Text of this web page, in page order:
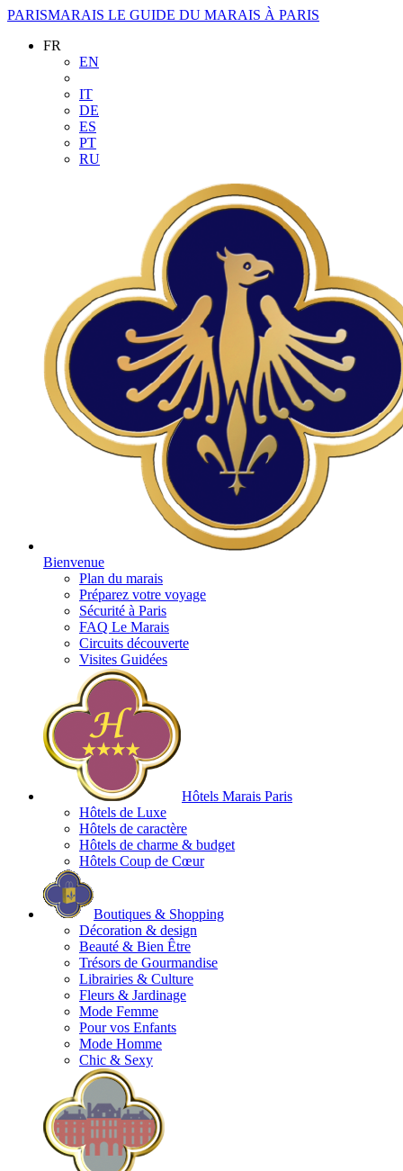
PARISMARAIS LE GUIDE DU MARAIS À PARIS
FR
EN
IT
DE
ES
PT
RU
Bienvenue
Plan du marais
Préparez votre voyage
Sécurité à Paris
FAQ Le Marais
Circuits découverte
Visites Guidées
Hôtels Marais Paris
Hôtels de Luxe
Hôtels de caractère
Hôtels de charme & budget
Hôtels Coup de Cœur
Boutiques & Shopping
Décoration & design
Beauté & Bien Être
Trésors de Gourmandise
Librairies & Culture
Fleurs & Jardinage
Mode Femme
Pour vos Enfants
Mode Homme
Chic & Sexy